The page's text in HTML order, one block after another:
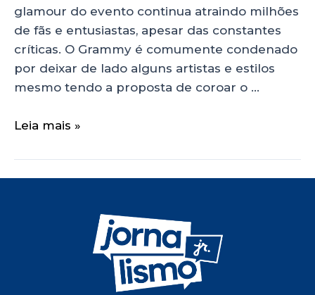
glamour do evento continua atraindo milhões
de fãs e entusiastas, apesar das constantes
críticas. O Grammy é comumente condenado
por deixar de lado alguns artistas e estilos
mesmo tendo a proposta de coroar o …
Leia mais »